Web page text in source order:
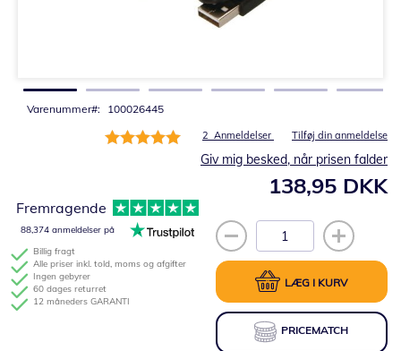
Varenummer 100026445
Bedømmelse:
2 Anmeldelser Tilføj din anmeldelse
138,95 DKK
Giv mig besked, når prisen falder
LÆG I KURV
PRICEMATCH
Billig fragt
Alle priser inkl. told, moms og afgifter
Ingen gebyrer
60 dages returret
12 måneders GARANTI
Fremragende
88,374 anmeldelser på
billedgalleriet